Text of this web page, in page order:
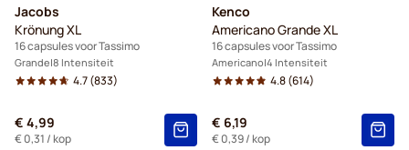
Jacobs
Krönung XL
16 capsules voor Tassimo
Grande 8 Intensiteit
4.7(833)
€ 4,99
€ 0,31 / kop
Kenco
Americano Grande XL
16 capsules voor Tassimo
Americano 4 Intensiteit
4.8(614)
€ 6,19
€ 0,39/ kop